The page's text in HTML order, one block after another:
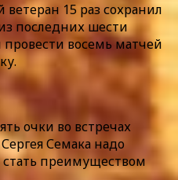
15 раз сохранил
последних шести
восемь матчей
очки во встречах
Семака надо
стать преимуществом